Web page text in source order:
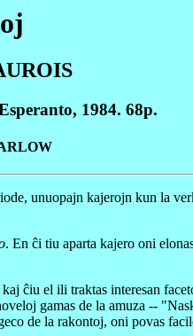
1984. 68p.
unuopajn kajerojn kun la
. En ĉi tiu aparta kajero oni
ĉiu el ili traktas interesan
gamas de la amuza --
de la rakontoj, oni povas